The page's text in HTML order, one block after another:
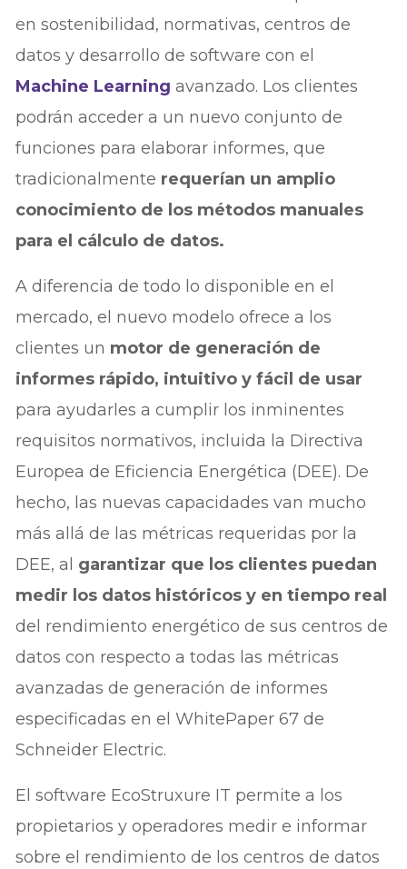
en sostenibilidad, normativas, centros de
datos y desarrollo de software con el
Machine Learningavanzado. Los clientes
podrán acceder a un nuevo conjunto de
funciones para elaborar informes, que
tradicionalmente requerían un amplio
conocimiento de los métodos manuales
para el cálculo de datos.
A diferencia de todo lo disponible en el
mercado, el nuevo modelo ofrece a los
clientes un motor de generación de
informes rápido, intuitivo y fácil de usar
para ayudarles a cumplir los inminentes
requisitos normativos, incluida la Directiva
Europea de Eficiencia Energética (DEE). De
hecho, las nuevas capacidades van mucho
más allá de las métricas requeridas por la
DEE, al garantizar que los clientes puedan
medir los datos históricos y en tiempo real
del rendimiento energético de sus centros de
datos con respecto a todas las métricas
avanzadas de generación de informes
especificadas en el WhitePaper 67 de
Schneider Electric.
El software EcoStruxure IT permite a los
propietarios y operadores medir e informar
sobre el rendimiento de los centros de datos